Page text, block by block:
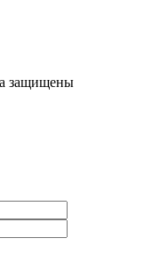
защищены